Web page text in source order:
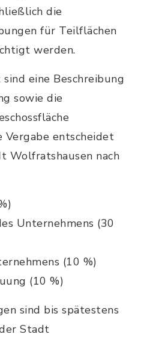
die
für Teilflächen
werden.
eine Beschreibung
sowie die
Vergabe entscheidet
Wolfratshausen nach
Unternehmens (30
(10 %)
(10 %)
sind bis spätestens
Stadt